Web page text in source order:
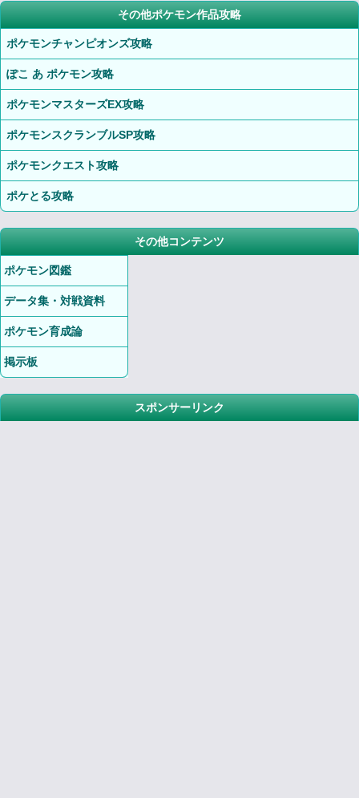
その他ポケモン作品攻略
ポケモンチャンピオンズ攻略
ぽこ あ ポケモン攻略
ポケモンマスターズEX攻略
ポケモンスクランブルSP攻略
ポケモンクエスト攻略
ポケとる攻略
その他コンテンツ
ポケモン図鑑
データ集・対戦資料
ポケモン育成論
掲示板
スポンサーリンク